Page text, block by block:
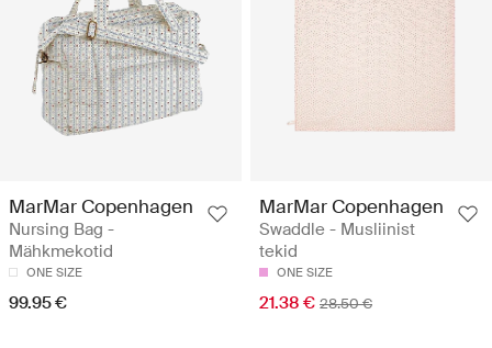
MarMar Copenhagen
Nursing Bag -
Mähkmekotid
ONE SIZE
99.95 €
MarMar Copenhagen
Swaddle - Musliinist
tekid
ONE SIZE
21.38 € 28.50 €